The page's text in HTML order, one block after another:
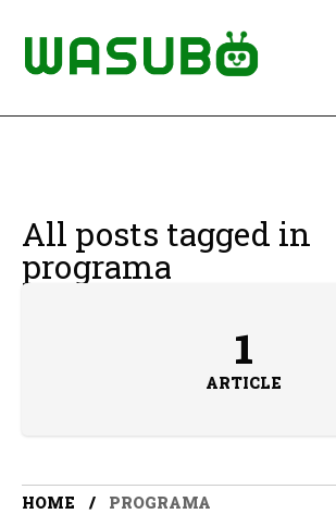
All posts tagged in
programa
1
ARTICLE
HOME PROGRAMA